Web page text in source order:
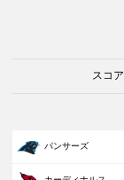
スコア
パンサーズ